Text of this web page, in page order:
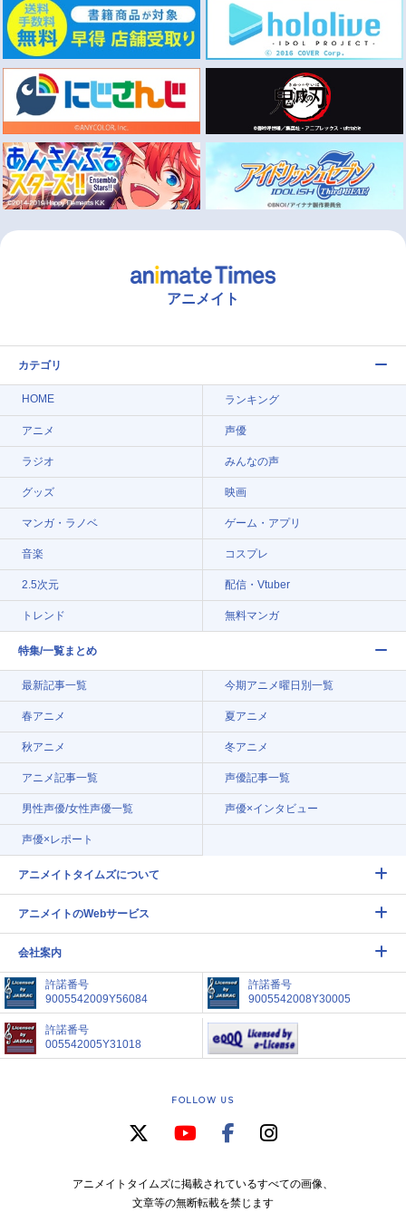
アニメイト
カテゴリ
HOME ランキング
アニメ 声優
ラジオ みんなの声
グッズ 映画
マンガ・ラノベ ゲーム・アプリ
音楽 コスプレ
2.5次元 配信・Vtuber
トレンド 無料マンガ
特集/一覧まとめ
最新記事一覧 今期アニメ曜日別一覧
春アニメ 夏アニメ
秋アニメ 冬アニメ
アニメ記事一覧 声優記事一覧
男性声優/女性声優一覧 声優×インタビュー
声優×レポート
アニメイトタイムズについて
アニメイトのWebサービス
会社案内
許諾番号
9005542009Y56084
許諾番号
9005542008Y30005
許諾番号
005542005Y31018
FOLLOW US
アニメイトタイムズに掲載されているすべての画像、
文章等の無断転載を禁じます